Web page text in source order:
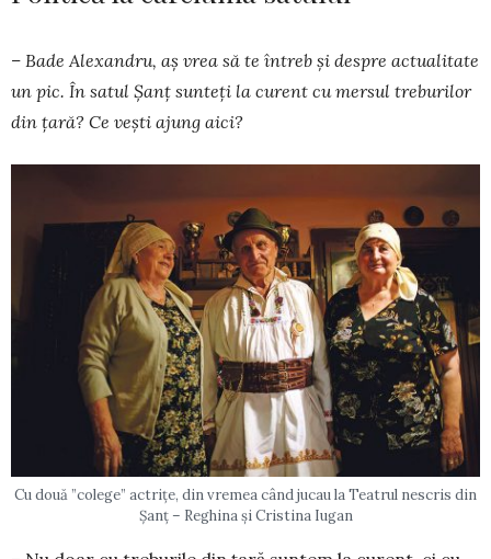
– Bade Alexandru, aș vrea să te întreb și despre actualitate
un pic. În satul Șanț sunteți la curent cu mersul treburilor
din țară? Ce vești ajung aici?
Cu două ”colege” actrițe, din vremea când jucau la Teatrul nescris din
Șanț – Reghina și Cristina Iugan